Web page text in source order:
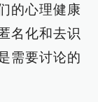
的心理健康
名化和去识
需要讨论的